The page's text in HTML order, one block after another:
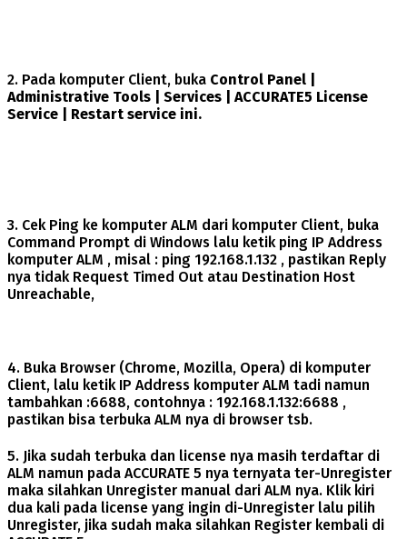
2. Pada komputer Client, buka Control Panel |
Administrative Tools | Services | ACCURATE5 License
Service | Restart service ini.
3. Cek Ping ke komputer ALM dari komputer Client, buka
Command Prompt di Windows lalu ketik ping IP Address
komputer ALM , misal : ping 192.168.1.132 , pastikan Reply
nya tidak Request Timed Out atau Destination Host
Unreachable,
4. Buka Browser (Chrome, Mozilla, Opera) di komputer
Client, lalu ketik IP Address komputer ALM tadi namun
tambahkan :6688, contohnya : 192.168.1.132:6688 ,
pastikan bisa terbuka ALM nya di browser tsb.
5. Jika sudah terbuka dan license nya masih terdaftar di
ALM namun pada ACCURATE 5 nya ternyata ter-Unregister
maka silahkan Unregister manual dari ALM nya. Klik kiri
dua kali pada license yang ingin di-Unregister lalu pilih
Unregister, jika sudah maka silahkan Register kembali di